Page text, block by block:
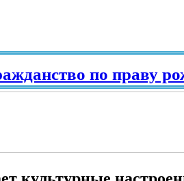
по праву